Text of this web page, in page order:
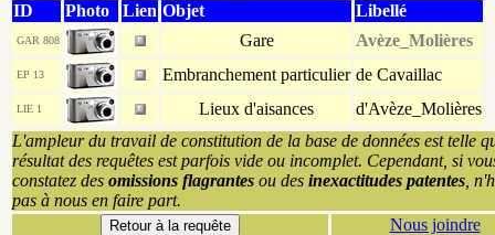
ID Photo Lien Objet Libellé
GAR 808 Gare Avèze_Molières
EP 13 Embranchement particulier de Cavaillac
LIE 1 Lieux d'aisances
d'Avèze_Molières
L'ampleur du travail de constitution de la base de données est telle
résultat des requêtes est parfois vide ou incomplet. Cependant, si
constatez des omissions flagrantes ou des inexactitudes patentes ,
pas à nous en faire part.
Nous joindre